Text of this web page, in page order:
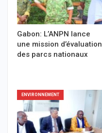
Gabon: L’ANPN lance
une mission d’évaluation
des parcs nationaux
ENVIRONNEMENT